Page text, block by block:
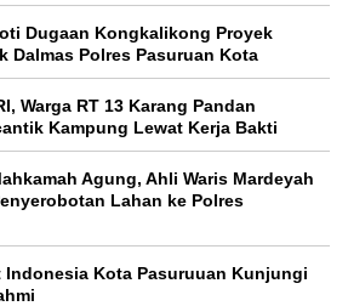
Dugaan Kongkalikong Proyek
Dalmas Polres Pasuruan Kota
Warga RT 13 Karang Pandan
Kampung Lewat Kerja Bakti
Agung, Ahli Waris Mardeyah
Lahan ke Polres
Indonesia Kota Pasuruuan Kunjungi